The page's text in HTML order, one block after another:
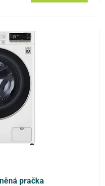
pračka